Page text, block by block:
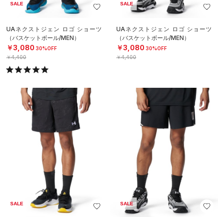
SALE
UAネクストジェン ロゴ ショーツ
（バスケットボール/MEN）
￥3,080 30%OFF
￥4,400
SALE
UAネクストジェン ロゴ ショーツ
（バスケットボール/MEN）
￥3,080 30%OFF
￥4,400
SALE SALE